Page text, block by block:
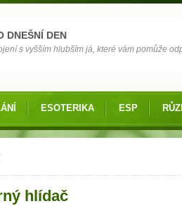
DNEŠNÍ DEN
s vyšším hlubším já, které vám pomůže
ESOTERIKA ESP
hlídač